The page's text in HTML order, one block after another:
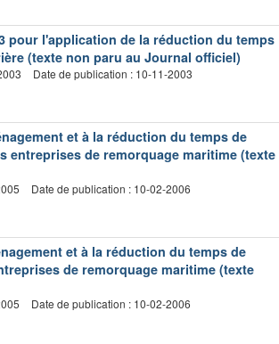
pour l'application de la réduction du temps
(texte non paru au Journal officiel)
Date de publication : 10-11-2003
et à la réduction du temps de
entreprises de remorquage maritime (texte
Date de publication : 10-02-2006
et à la réduction du temps de
de remorquage maritime (texte
Date de publication : 10-02-2006